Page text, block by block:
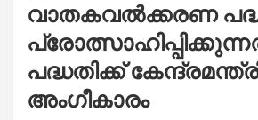
വാതകവൽക്കരണ
പദ്ധതിക്ക്
അംഗീകാരം